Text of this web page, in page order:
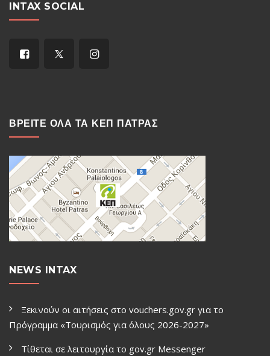
INTAX SOCIAL
ΒΡΕΙΤΕ ΟΛΑ ΤΑ ΚΕΠ ΠΑΤΡΑΣ
NEWS INTAX
Ξεκινούν οι αιτήσεις στο vouchers.gov.gr για το
Πρόγραμμα «Τουρισμός για όλους 2026-2027»
Τίθεται σε λειτουργία το gov.gr Μessenger